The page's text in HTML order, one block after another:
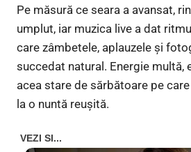
Pe măsură ce seara a avansat,
umplut, iar muzica live a dat
care zâmbetele, aplauzele și
succedat natural. Energie multă,
acea stare de sărbătoare pe
la o nuntă reușită.